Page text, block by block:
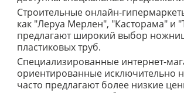
Строительные онлайн-
как "Леруа Мерлен", "Касторама" и
предлагают широкий выбор
пластиковых труб.
Специализированные интернет-
ориентированные исключительно
часто предлагают более низкие